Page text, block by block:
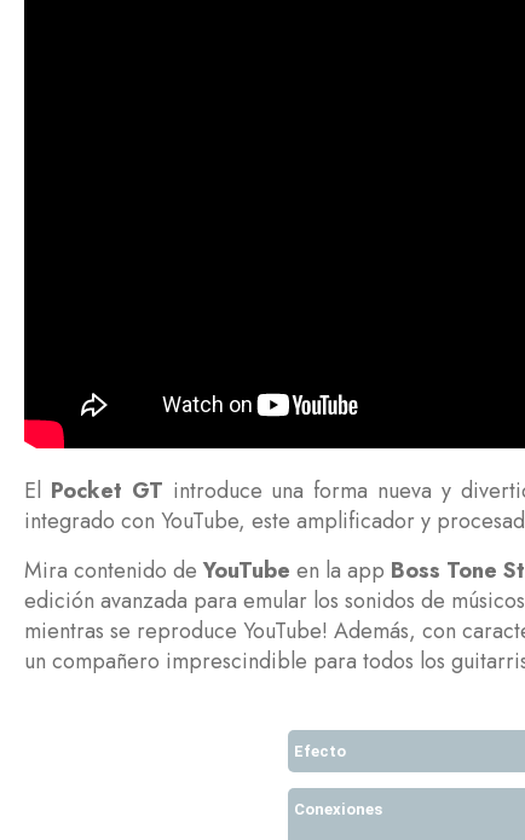
El Pocket GT introduce una forma nueva y
integrado con YouTube, este amplificador y
Mira contenido de YouTube en la app Boss Tone
edición avanzada para emular los sonidos de
mientras se reproduce YouTube! Además, con
un compañero imprescindible para todos los
Efecto
Conexiones